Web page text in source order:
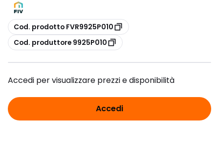
copia
Cod. prodotto FVR9925P010
copia
Cod. produttore 9925P010
Accedi per visualizzare prezzi e disponibilità
Accedi